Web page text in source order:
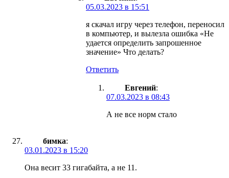
05.03.2023 в 15:51
я скачал игру через телефон, переносил
в компьютер, и вылезла ошибка «Не
удается определить запрошенное
значение» Что делать?
Ответить
Евгений:
07.03.2023 в 08:43
А не все норм стало
бимка:
03.01.2023 в 15:20
Она весит 33 гигабайта, а не 11.